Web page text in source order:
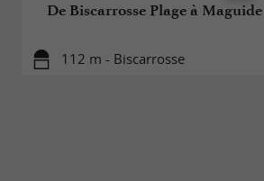
De Biscarrosse Plage à Maguide
112 m - Biscarrosse